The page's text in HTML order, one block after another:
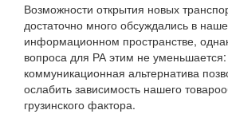
Возможности открытия новых
достаточно много обсуждались в
информационном пространстве,
вопроса для РА этим не уменьшается:
коммуникационная альтернатива
ослабить зависимость нашего
грузинского фактора.